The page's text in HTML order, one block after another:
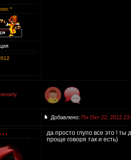
*
Добавлено: Пн Окт 22, 2012
да просто глупо все это ! ты
проще говоря так и есть)